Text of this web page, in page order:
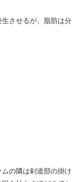
させるが、脂肪は分
の隣は剣道部の掛け